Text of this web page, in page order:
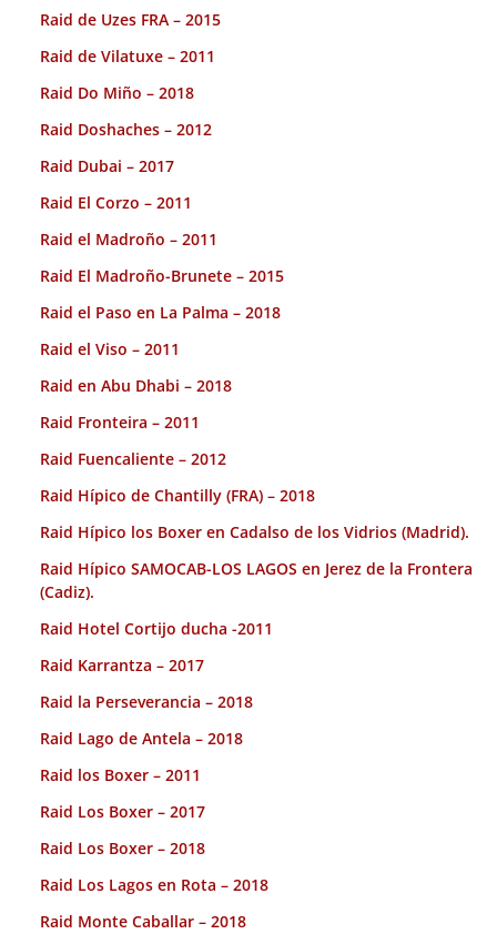
Raid de Uzes FRA – 2015
Raid de Vilatuxe – 2011
Raid Do Miño – 2018
Raid Doshaches – 2012
Raid Dubai – 2017
Raid El Corzo – 2011
Raid el Madroño – 2011
Raid El Madroño-Brunete – 2015
Raid el Paso en La Palma – 2018
Raid el Viso – 2011
Raid en Abu Dhabi – 2018
Raid Fronteira – 2011
Raid Fuencaliente – 2012
Raid Hípico de Chantilly (FRA) – 2018
Raid Hípico los Boxer en Cadalso de los Vidrios (Madrid).
Raid Hípico SAMOCAB-LOS LAGOS en Jerez de la Frontera
(Cadiz).
Raid Hotel Cortijo ducha -2011
Raid Karrantza – 2017
Raid la Perseverancia – 2018
Raid Lago de Antela – 2018
Raid los Boxer – 2011
Raid Los Boxer – 2017
Raid Los Boxer – 2018
Raid Los Lagos en Rota – 2018
Raid Monte Caballar – 2018